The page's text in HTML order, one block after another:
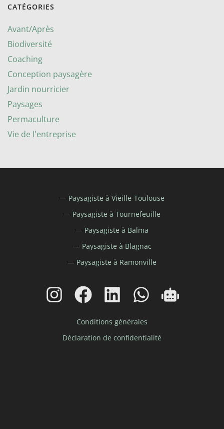
CATÉGORIES
Avant/Après
Biodiversité
Coaching
Conception paysagère
Jardin nourricier
Paysages
Permaculture
Vie de l'entreprise
— Paysagiste à Vieille-Toulouse
— Paysagiste à Tournefeuille
— Paysagiste à Balma
— Paysagiste à Blagnac
— Paysagiste à Ramonville
Conditions générales
Déclaration de confidentialité